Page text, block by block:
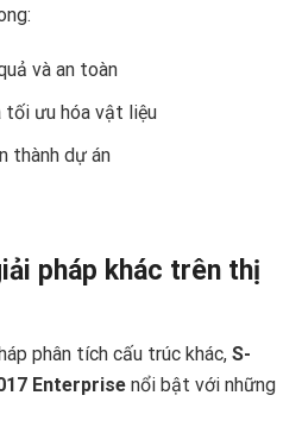
và an toàn
tối ưu hóa vật liệu
thành dự án
pháp khác trên thị
phân tích cấu trúc khác, S-
Enterprise nổi bật với những